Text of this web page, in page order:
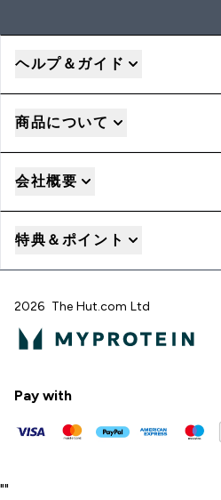
ヘルプ＆ガイド
商品について
会社概要
特典＆ポイント
2026 The Hut.com Ltd
Pay with
""